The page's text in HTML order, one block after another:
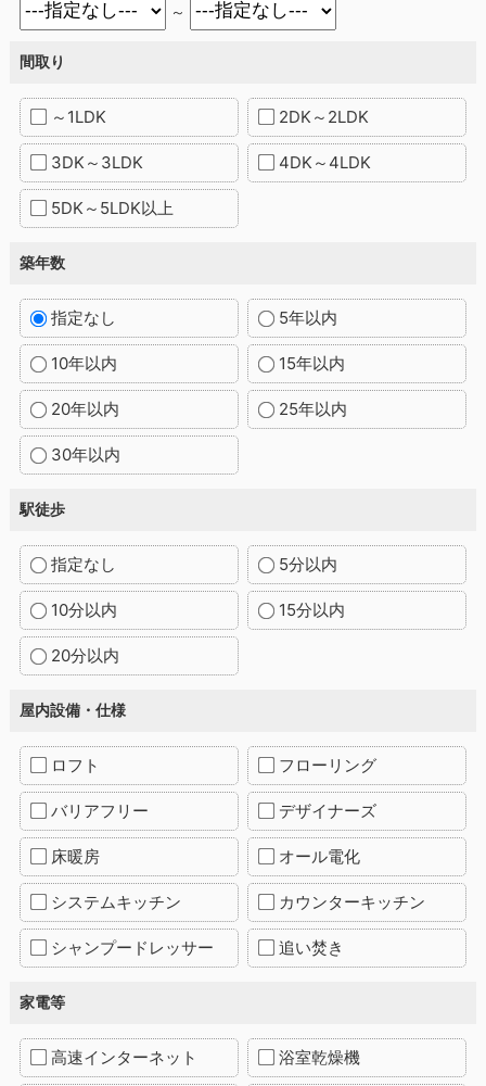
～
間取り
～1LDK 2DK～2LDK
3DK～3LDK 4DK～4LDK
5DK～5LDK以上
築年数
指定なし 5年以内
10年以内 15年以内
20年以内 25年以内
30年以内
駅徒歩
指定なし 5分以内
10分以内 15分以内
20分以内
屋内設備・仕様
ロフト フローリング
バリアフリー デザイナーズ
床暖房 オール電化
システムキッチン カウンターキッチン
シャンプードレッサー 追い焚き
家電等
高速インターネット 浴室乾燥機